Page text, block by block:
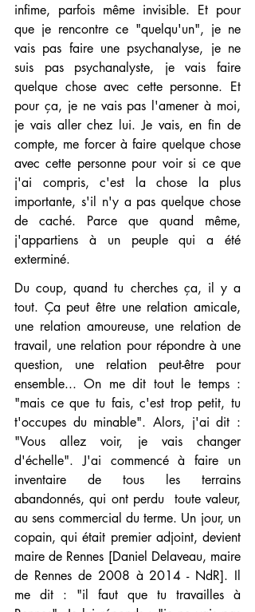
infime, parfois même invisible. Et pour
que je rencontre ce "quelqu'un", je ne
vais pas faire une psychanalyse, je ne
suis pas psychanalyste, je vais faire
quelque chose avec cette personne. Et
pour ça, je ne vais pas l'amener à moi,
je vais aller chez lui. Je vais, en fin de
compte, me forcer à faire quelque chose
avec cette personne pour voir si ce que
j'ai compris, c'est la chose la plus
importante, s'il n'y a pas quelque chose
de caché. Parce que quand même,
j'appartiens à un peuple qui a été
exterminé.
Du coup, quand tu cherches ça, il y a
tout. Ça peut être une relation amicale,
une relation amoureuse, une relation de
travail, une relation pour répondre à une
question, une relation peut-être pour
ensemble... On me dit tout le temps :
"mais ce que tu fais, c'est trop petit, tu
t'occupes du minable". Alors, j'ai dit :
"Vous allez voir, je vais changer
d'échelle". J'ai commencé à faire un
inventaire de tous les terrains
abandonnés, qui ont perdu  toute valeur,
au sens commercial du terme. Un jour, un
copain, qui était premier adjoint, devient
maire de Rennes [Daniel Delaveau, maire
de Rennes de 2008 à 2014 - NdR]. Il
me dit : "il faut que tu travailles à